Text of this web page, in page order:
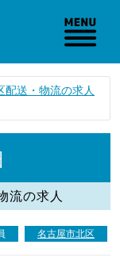
配送・物流の求人
流の求人
名古屋市北区